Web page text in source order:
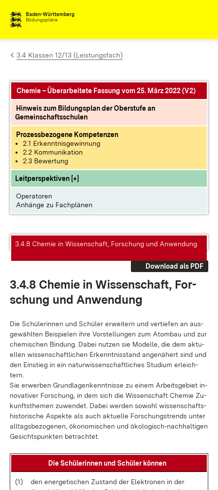
Zum Inhalt springen
Baden-Württemberg
Bildungspläne
3.4 Klassen 12/13 (Leistungsfach)
Chemie – Überarbeitete Fassung vom 25. März 2022 (V2)
Hinweis zum Bildungsplan der Oberstufe an
Gemeinschaftsschulen
Prozessbezogene Kompetenzen
2.1 Erkenntnisgewinnung
2.2 Kommunikation
2.3 Bewertung
Leitperspektiven [+]
Operatoren
Anhänge zu Fachplänen
3.4.8 Chemie in Wissenschaft, Forschung und Anwendung
Download als PDF
3.4.8 Che­mie in Wis­sen­schaft, For­
schung und An­wen­dung
Die Schü­le­rin­nen und Schü­ler er­wei­tern und ver­tie­fen an aus­
ge­wähl­ten Bei­spie­len ih­re Vor­stel­lun­gen zum Atom­bau und zur
che­mi­schen Bin­dung. Da­bei nut­zen sie Mo­del­le, die dem ak­tu­
el­len wis­sen­schaft­li­chen Er­kennt­nis­stand an­ge­nä­hert sind und
den Ein­stieg in ein na­tur­wis­sen­schaft­li­ches Stu­di­um er­leich­
tern.
Sie er­wer­ben Grund­la­gen­kennt­nis­se zu ei­nem Ar­beits­ge­biet in­
no­va­ti­ver For­schung, in dem sich die Wis­sen­schaft Che­mie Zu­
kunfts­the­men zu­wen­det. Da­bei wer­den so­wohl wis­sen­schafts­
his­to­ri­sche As­pek­te als auch ak­tu­el­le For­schungs­trends un­ter
all­tags­be­zo­ge­nen, öko­no­mi­schen und öko­lo­gisch-nach­hal­ti­gen
Ge­sichts­punk­ten be­trach­tet.
Die Schü­le­rin­nen und Schü­ler kön­nen
(1)
den en­er­ge­ti­schen Zu­stand der Elek­tro­nen in der